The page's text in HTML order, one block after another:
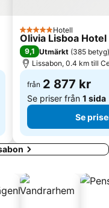
Stadium
Pequeno tjurfäktningsarena
5 StjärnorHotell
Olivia Lisboa
9,1 Utmärkt (385 betyg)
Lissabon, 0.4 km till
från 2 877 kr
Se priser från 1 sida
Se